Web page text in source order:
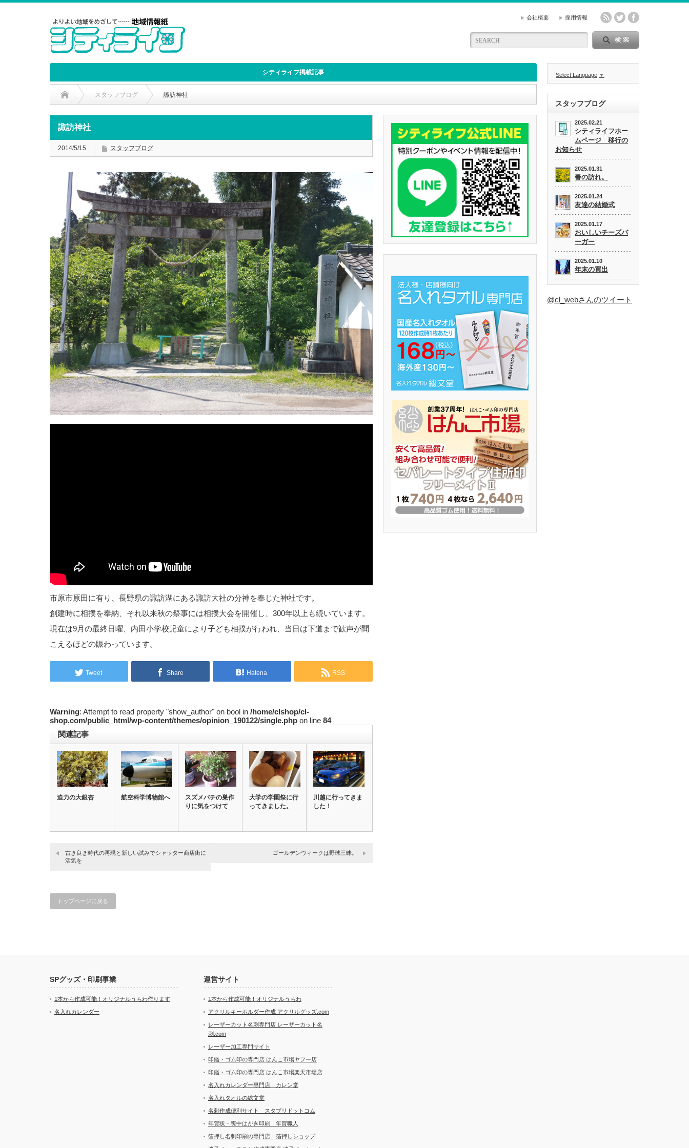
会社概要 採用情報
シティライフ掲載記事
スタッフブログ 諏訪神社
諏訪神社
2014/5/15 スタッフブログ
市原市原田に有り、長野県の諏訪湖にある諏訪大社の分神を奉じた神社です。
創建時に相撲を奉納、それ以来秋の祭事には相撲大会を開催し、300年以上も続いています。
現在は9月の最終日曜、内田小学校児童により子ども相撲が行われ、当日は下道まで歓声が聞
こえるほどの賑わっています。
Tweet Share Hatena RSS
Warning: Attempt to read property "show_author" on bool in /home/clshop/cl-
shop.com/public_html/wp-content/themes/opinion_190122/single.php on line 84
関連記事
迫力の大銀杏 航空科学博物館へ
スズメバチの巣作
りに気をつけて
大学の学園祭に行
ってきました。
川越に行ってきま
した！
古き良き時代の再現と新しい試みでシャッター商店街に
活気を
ゴールデンウィークは野球三昧。
トップページに戻る
Select Language ▼
スタッフブログ
2025.02.21
シティライフホー
ムページ 移行の
お知らせ
2025.01.31
春の訪れ。
2025.01.24
友達の結婚式
2025.01.17
おいしいチーズバ
ーガー
2025.01.10
年末の買出
@cl_webさんのツイート
SPグッズ・印刷事業
1本から作成可能！オリジナルうちわ作ります
名入れカレンダー
運営サイト
1本から作成可能！オリジナルうちわ
アクリルキーホルダー作成 アクリルグッズ.com
レーザーカット名刺専門店 レーザーカット名
刺.com
レーザー加工専門サイト
印鑑・ゴム印の専門店 はんこ市場ヤフー店
印鑑・ゴム印の専門店 はんこ市場楽天市場店
名入れカレンダー専門店 カレン堂
名入れタオルの総文堂
名刺作成便利サイト スタプリドットコム
年賀状・喪中はがき印刷 年賀職人
箔押し名刺印刷の専門店｜箔押しショップ